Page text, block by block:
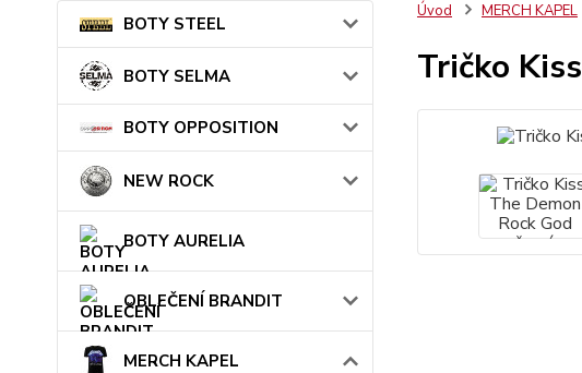
BOTY STEEL
BOTY SELMA
BOTY OPPOSITION
NEW ROCK
BOTY AURELIA
OBLEČENÍ BRANDIT
MERCH KAPEL
Úvod MERCH KAPEL
Tričko